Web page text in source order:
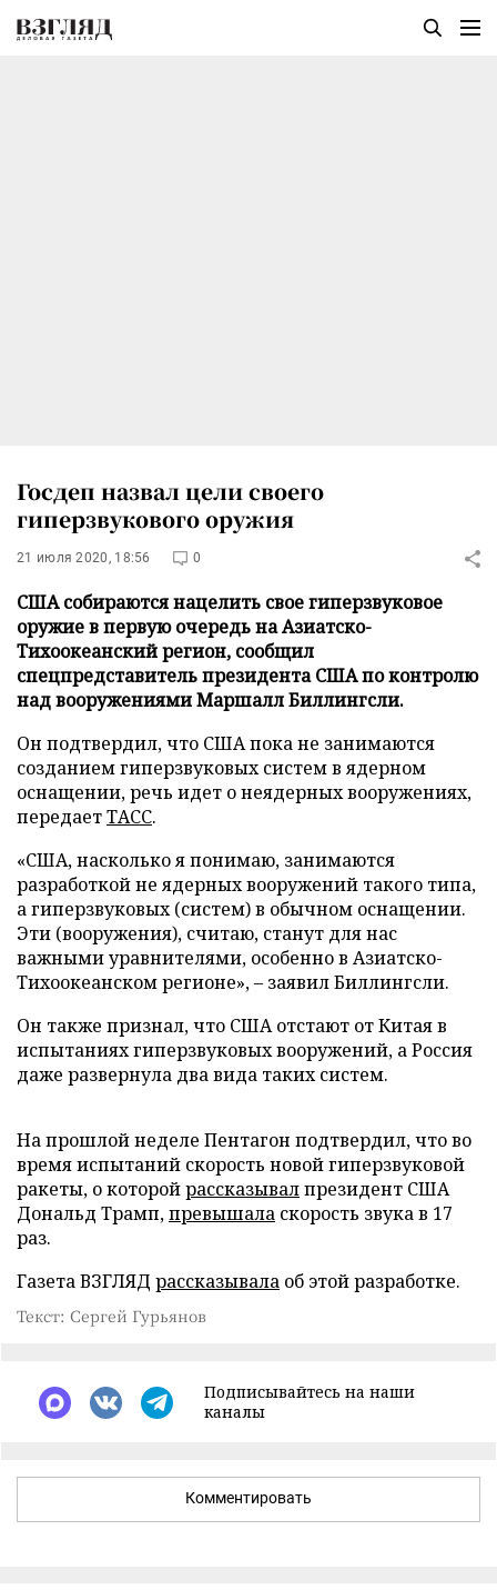
Госдеп назвал цели своего
гиперзвукового оружия
21 июля 2020, 18:56 0
США собираются нацелить свое гиперзвуковое
оружие в первую очередь на Азиатско-
Тихоокеанский регион, сообщил
спецпредставитель президента США по контролю
над вооружениями Маршалл Биллингсли.
Он подтвердил, что США пока не занимаются
созданием гиперзвуковых систем в ядерном
оснащении, речь идет о неядерных вооружениях,
передаетТАСС.
«США, насколько я понимаю, занимаются
разработкой не ядерных вооружений такого типа,
а гиперзвуковых (систем) в обычном оснащении.
Эти (вооружения), считаю, станут для нас
важными уравнителями, особенно в Азиатско-
Тихоокеанском регионе», – заявил Биллингсли.
Он также признал, что США отстают от Китая в
испытаниях гиперзвуковых вооружений, а Россия
даже развернула два вида таких систем.
На прошлой неделе Пентагон подтвердил, что во
время испытаний скорость новой гиперзвуковой
ракеты, о которойрассказывалпрезидент США
Дональд Трамп,превышала скорость звука в 17
раз.
Газета ВЗГЛЯД рассказывала об этой разработке.
Текст: Сергей Гурьянов
Подписывайтесь на наши
каналы
Комментировать